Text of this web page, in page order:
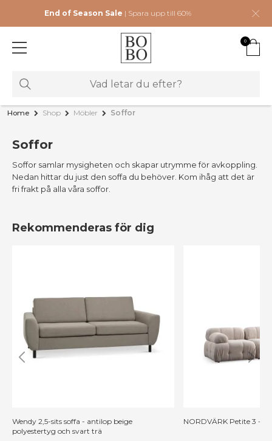
End of Season Sale | Spara upp till 60%
0
Home Shop Möbler Soffor
Soffor
Soffor samlar mysigheten och skapar utrymme för avkoppling.
Nedan hittar du just den soffa du behöver. Kom ihåg att det är
fri frakt på alla våra soffor.
Rekommenderas för dig
Wendy 2,5-sits soffa - antilop beige
polyestertyg och svart trä
NORDVÄRK Petite 3 -